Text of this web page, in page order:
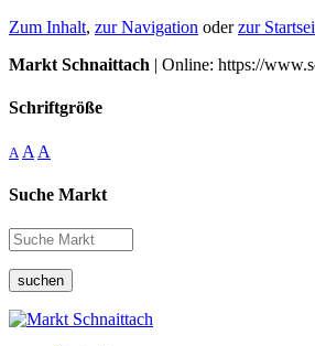
Zum Inhalt, zur Navigation oderzur
Markt Schnaittach | Online: https://
Schriftgröße
A A A
Suche Markt
suchen